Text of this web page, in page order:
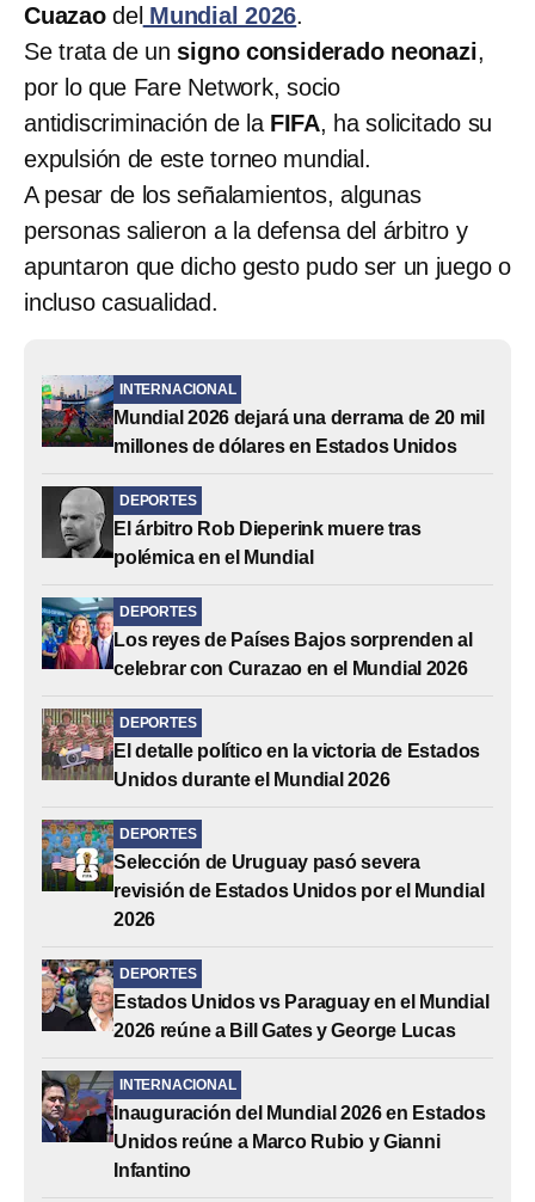
Cuazaodel Mundial 2026.
Se trata de un signo considerado neonazi,
por lo que Fare Network, socio
antidiscriminación de la FIFA, ha solicitado su
expulsión de este torneo mundial.
A pesar de los señalamientos, algunas
personas salieron a la defensa del árbitro y
apuntaron que dicho gesto pudo ser un juego o
incluso casualidad.
INTERNACIONAL
Mundial 2026 dejará una derrama de 20 mil
millones de dólares en Estados Unidos
DEPORTES
El árbitro Rob Dieperink muere tras
polémica en el Mundial
DEPORTES
Los reyes de Países Bajos sorprenden al
celebrar con Curazao en el Mundial 2026
DEPORTES
El detalle político en la victoria de Estados
Unidos durante el Mundial 2026
DEPORTES
Selección de Uruguay pasó severa
revisión de Estados Unidos por el Mundial
2026
DEPORTES
Estados Unidos vs Paraguay en el Mundial
2026 reúne a Bill Gates y George Lucas
INTERNACIONAL
Inauguración del Mundial 2026 en Estados
Unidos reúne a Marco Rubio y Gianni
Infantino